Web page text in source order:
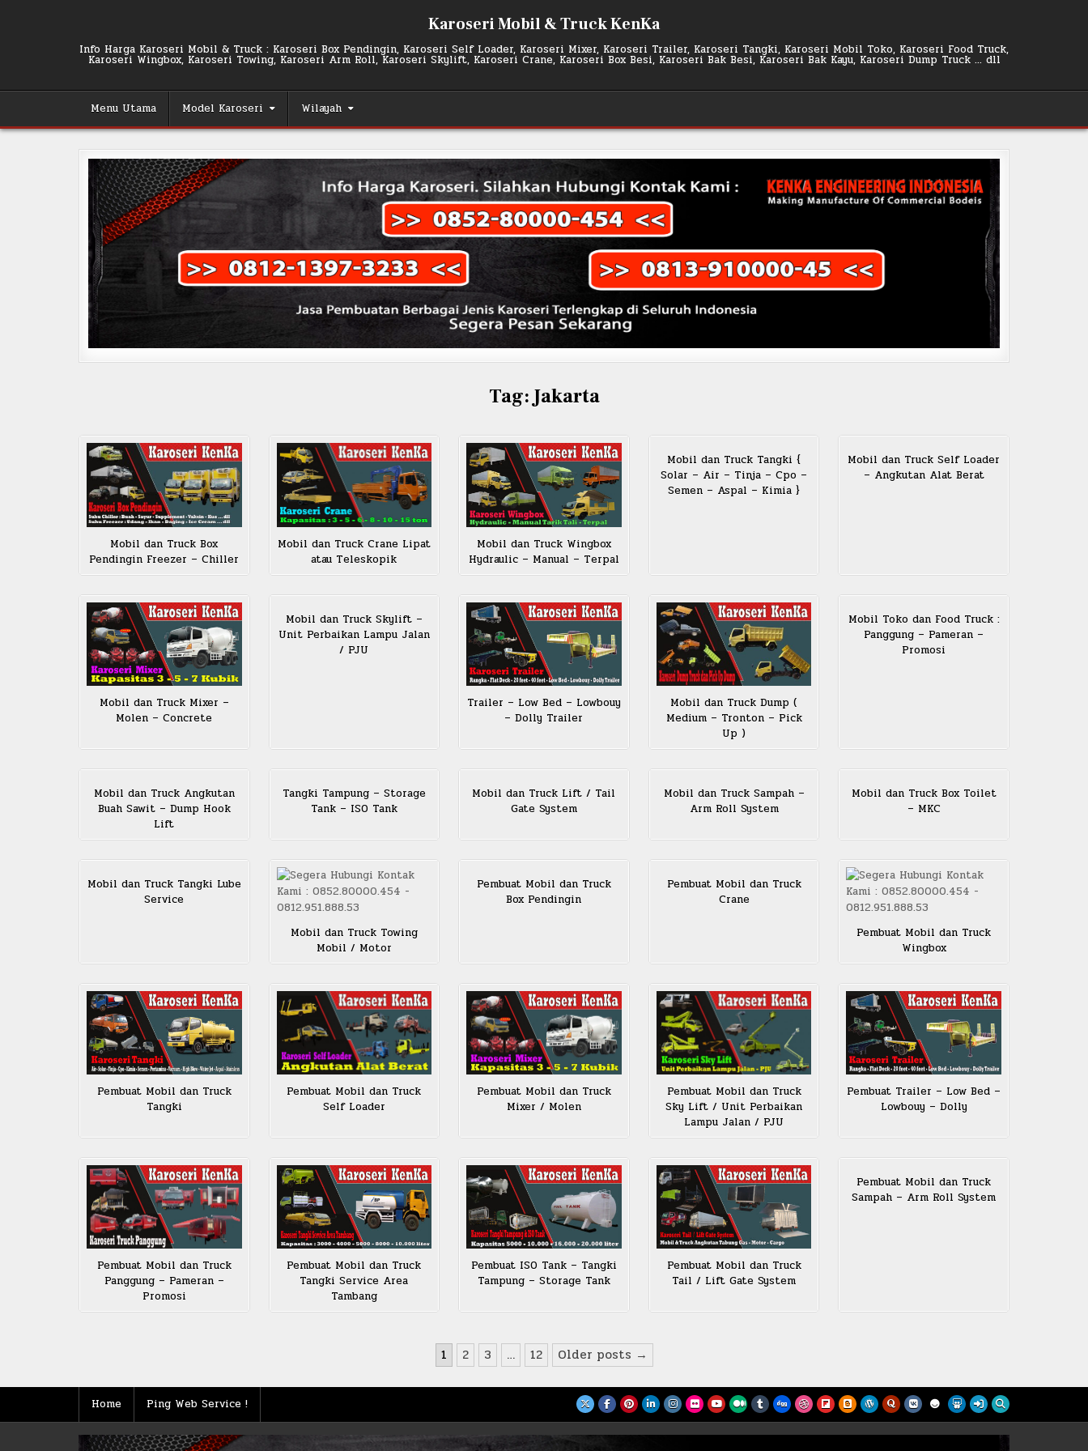
Karoseri Mobil & Truck KenKa
Info Harga Karoseri Mobil & Truck : Karoseri Box Pendingin, Karoseri Self Loader, Karoseri Mixer, Karoseri Trailer, Karoseri Tangki, Karoseri Mobil Toko, Karoseri Food Truck,
Karoseri Wingbox, Karoseri Towing, Karoseri Arm Roll, Karoseri Skylift, Karoseri Crane, Karoseri Box Besi, Karoseri Bak Besi, Karoseri Bak Kayu, Karoseri Dump Truck … dll
Menu Utama Model Karoseri Wilayah
Tag:Jakarta
Mobil dan Truck Box
Pendingin Freezer – Chiller
Mobil dan Truck Crane Lipat
atau Teleskopik
Mobil dan Truck Wingbox
Hydraulic – Manual – Terpal
Mobil dan Truck Tangki {
Solar – Air – Tinja – Cpo –
Semen – Aspal – Kimia }
Mobil dan Truck Self Loader
– Angkutan Alat Berat
Mobil dan Truck Mixer –
Molen – Concrete
Mobil dan Truck Skylift –
Unit Perbaikan Lampu Jalan
/ PJU
Trailer – Low Bed – Lowbouy
– Dolly Trailer
Mobil dan Truck Dump (
Medium – Tronton – Pick
Up )
Mobil Toko dan Food Truck :
Panggung – Pameran –
Promosi
Mobil dan Truck Angkutan
Buah Sawit – Dump Hook
Lift
Tangki Tampung – Storage
Tank – ISO Tank
Mobil dan Truck Lift / Tail
Gate System
Mobil dan Truck Sampah –
Arm Roll System
Mobil dan Truck Box Toilet
– MKC
Mobil dan Truck Tangki Lube
Service
Mobil dan Truck Towing
Mobil / Motor
Pembuat Mobil dan Truck
Box Pendingin
Pembuat Mobil dan Truck
Crane
Pembuat Mobil dan Truck
Wingbox
Pembuat Mobil dan Truck
Tangki
Pembuat Mobil dan Truck
Self Loader
Pembuat Mobil dan Truck
Mixer / Molen
Pembuat Mobil dan Truck
Sky Lift / Unit Perbaikan
Lampu Jalan / PJU
Pembuat Trailer – Low Bed –
Lowbouy – Dolly
Pembuat Mobil dan Truck
Panggung – Pameran –
Promosi
Pembuat Mobil dan Truck
Tangki Service Area
Tambang
Pembuat ISO Tank – Tangki
Tampung – Storage Tank
Pembuat Mobil dan Truck
Tail / Lift Gate System
Pembuat Mobil dan Truck
Sampah – Arm Roll System
1 2 3 … 12 Older posts →
Home Ping Web Service !